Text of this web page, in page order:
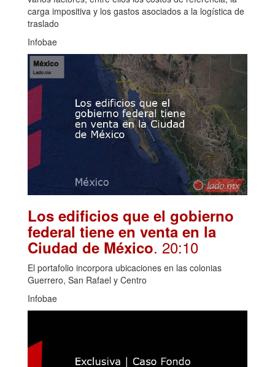
carga impositiva y los gastos asociados a la logística de
traslado
Infobae
Los edificios que el gobierno
federal tiene en venta en la
Ciudad de México. 20:10
El portafolio incorpora ubicaciones en las colonias
Guerrero, San Rafael y Centro
Infobae